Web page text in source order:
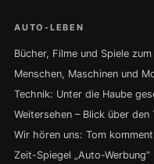
AUTO-LEBEN
Bücher, Filme und Spiele
Menschen, Maschinen und
Technik: Unter die Haube
Weitersehen – Blick über den
Wir hören uns: Tom
Zeit-Spiegel „Auto-Werbung“